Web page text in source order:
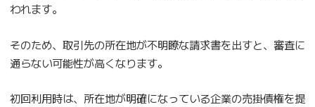
われます。
そのため、取引先の所在地が不明瞭な請求書を出すと、審査に
通らない可能性が高くなります。
初回利用時は、所在地が明確になっている企業の売掛債権を提